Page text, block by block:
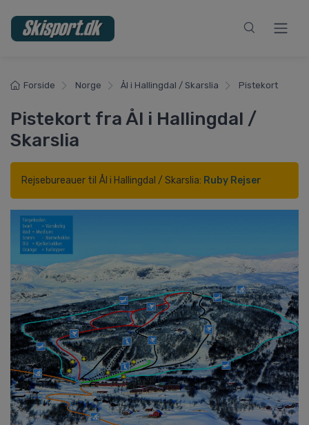
Forside Norge Ål i Hallingdal / Skarslia Pistekort
Pistekort fra Ål i Hallingdal /
Skarslia
Rejsebureauer til Ål i Hallingdal / Skarslia: Ruby Rejser